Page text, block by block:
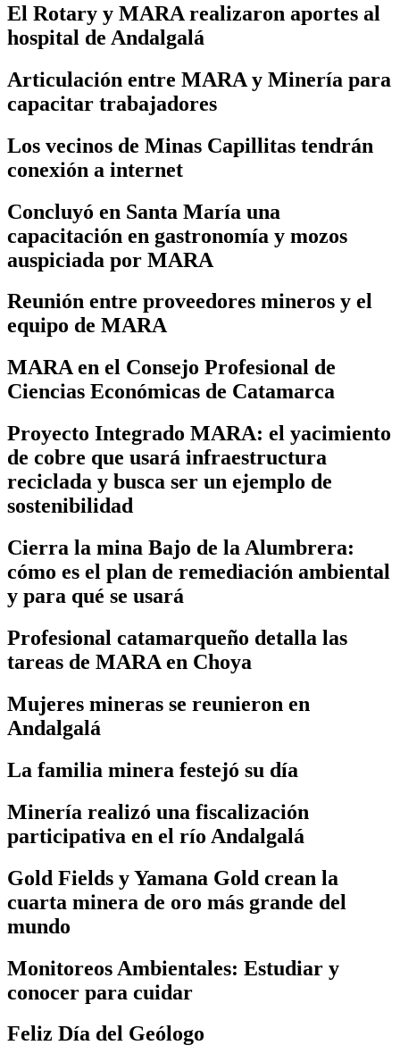
El Rotary y MARA realizaron aportes al
hospital de Andalgalá
Articulación entre MARA y Minería para
capacitar trabajadores
Los vecinos de Minas Capillitas tendrán
conexión a internet
Concluyó en Santa María una
capacitación en gastronomía y mozos
auspiciada por MARA
Reunión entre proveedores mineros y el
equipo de MARA
MARA en el Consejo Profesional de
Ciencias Económicas de Catamarca
Proyecto Integrado MARA: el yacimiento
de cobre que usará infraestructura
reciclada y busca ser un ejemplo de
sostenibilidad
Cierra la mina Bajo de la Alumbrera:
cómo es el plan de remediación ambiental
y para qué se usará
Profesional catamarqueño detalla las
tareas de MARA en Choya
Mujeres mineras se reunieron en
Andalgalá
La familia minera festejó su día
Minería realizó una fiscalización
participativa en el río Andalgalá
Gold Fields y Yamana Gold crean la
cuarta minera de oro más grande del
mundo
Monitoreos Ambientales: Estudiar y
conocer para cuidar
Feliz Día del Geólogo